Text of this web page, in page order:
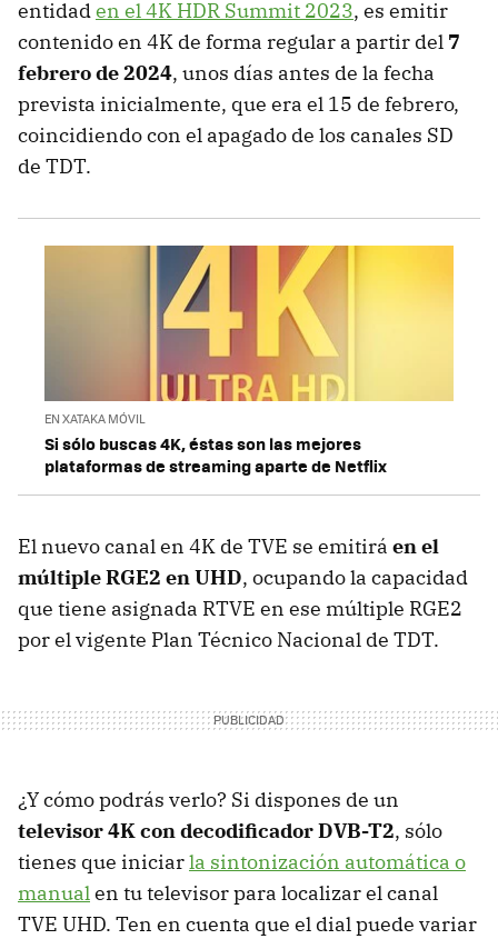
entidad en el 4K HDR Summit 2023, es emitir
contenido en 4K de forma regular a partir del 7
febrero de 2024, unos días antes de la fecha
prevista inicialmente, que era el 15 de febrero,
coincidiendo con el apagado de los canales SD
de TDT.
EN XATAKA MÓVIL
Si sólo buscas 4K, éstas son las mejores
plataformas de streaming aparte de Netflix
El nuevo canal en 4K de TVE se emitirá en el
múltiple RGE2 en UHD, ocupando la capacidad
que tiene asignada RTVE en ese múltiple RGE2
por el vigente Plan Técnico Nacional de TDT.
¿Y cómo podrás verlo? Si dispones de un
televisor 4K condecodificador DVB-T2, sólo
tienes que iniciarla sintonización automática o
manualen tu televisor para localizar el canal
TVE UHD. Ten en cuenta que el dial puede variar